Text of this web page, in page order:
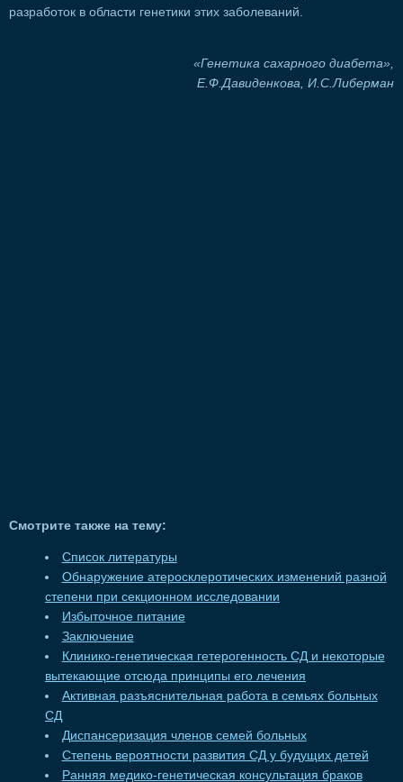
разработок в области генетики этих заболеваний.
«Генетика сахарного диабета»,
Е.Ф.Давиденкова, И.С.Либерман
Смотрите также на тему:
Список литературы
Обнаружение атеросклеротических изменений разной
степени при секционном исследовании
Избыточное питание
Заключение
Клинико-генетическая гетерогенность СД и некоторые
вытекающие отсюда принципы его лечения
Активная разъяснительная работа в семьях больных
СД
Диспансеризация членов семей больных
Степень вероятности развития СД у будущих детей
Ранняя медико-генетическая консультация браков